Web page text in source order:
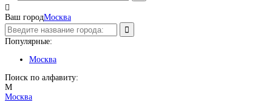

Ваш городМосква
Популярные:
Москва
Поиск по алфавиту:
М
Москва